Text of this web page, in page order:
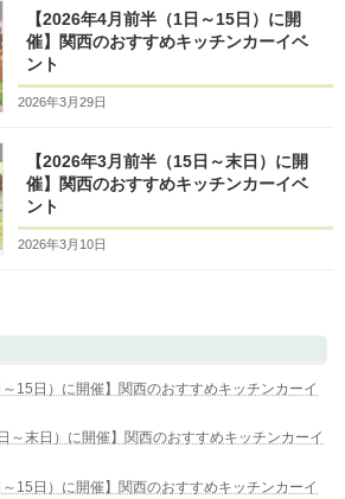
【2026年4月前半（1日～15日）に開
催】関西のおすすめキッチンカーイベ
ント
2026年3月29日
【2026年3月前半（15日～末日）に開
催】関西のおすすめキッチンカーイベ
ント
2026年3月10日
～15日）に開催】関西のおすすめキッチンカーイ
～末日）に開催】関西のおすすめキッチンカーイ
～15日）に開催】関西のおすすめキッチンカーイ